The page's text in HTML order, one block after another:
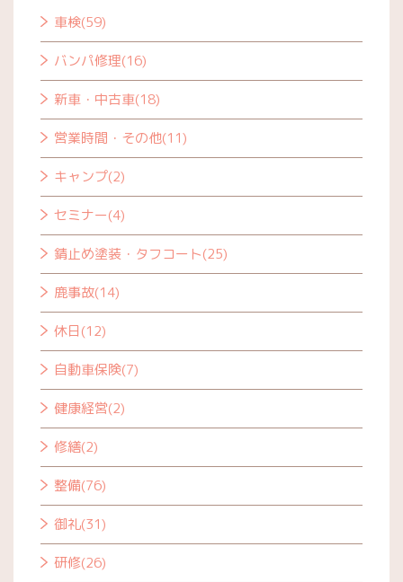
車検(59)
バンパ修理(16)
新車・中古車(18)
営業時間・その他(11)
キャンプ(2)
セミナー(4)
錆止め塗装・タフコート(25)
鹿事故(14)
休日(12)
自動車保険(7)
健康経営(2)
修繕(2)
整備(76)
御礼(31)
研修(26)